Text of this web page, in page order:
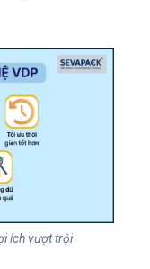
ích vượt trội